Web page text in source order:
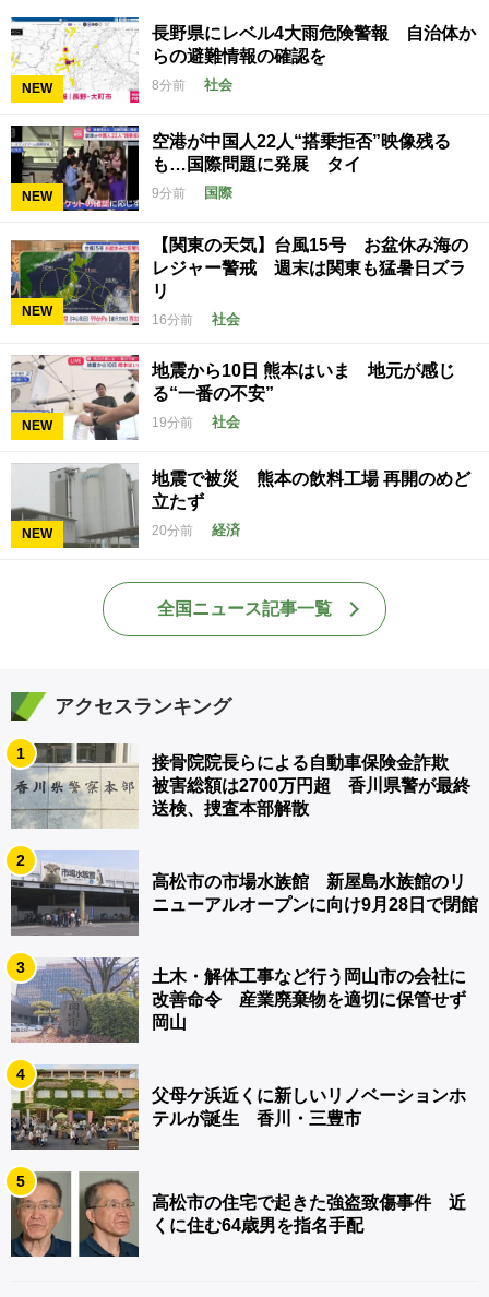
NEW
長野県にレベル4大雨危険警報 自治体か
らの避難情報の確認を
8分前 社会
NEW
空港が中国人22人“搭乗拒否”映像残る
も…国際問題に発展 タイ
9分前 国際
NEW
【関東の天気】台風15号 お盆休み海の
レジャー警戒 週末は関東も猛暑日ズラ
リ
16分前 社会
NEW
地震から10日 熊本はいま 地元が感じ
る“一番の不安”
19分前 社会
NEW
地震で被災 熊本の飲料工場 再開のめど
立たず
20分前 経済
全国ニュース記事一覧
アクセスランキング
1
接骨院院長らによる自動車保険金詐欺
被害総額は2700万円超 香川県警が最終
送検、捜査本部解散
2
高松市の市場水族館 新屋島水族館のリ
ニューアルオープンに向け9月28日で閉館
3
土木・解体工事など行う岡山市の会社に
改善命令 産業廃棄物を適切に保管せず
岡山
4
父母ケ浜近くに新しいリノベーションホ
テルが誕生 香川・三豊市
5
高松市の住宅で起きた強盗致傷事件 近
くに住む64歳男を指名手配